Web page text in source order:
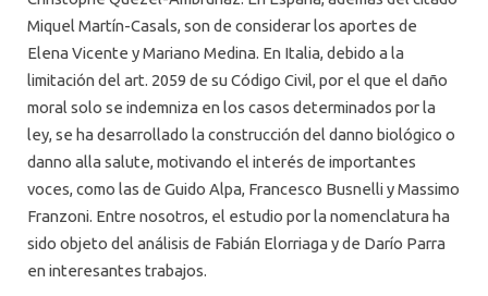
Miquel Martín-Casals, son de considerar los aportes de
Elena Vicente y Mariano Medina. En Italia, debido a la
limitación del art. 2059 de su Código Civil, por el que el daño
moral solo se indemniza en los casos determinados por la
ley, se ha desarrollado la construcción del danno biológico o
danno alla salute, motivando el interés de importantes
voces, como las de Guido Alpa, Francesco Busnelli y Massimo
Franzoni. Entre nosotros, el estudio por la nomenclatura ha
sido objeto del análisis de Fabián Elorriaga y de Darío Parra
en interesantes trabajos.